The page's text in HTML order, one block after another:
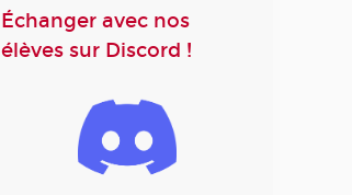
Échanger avec nos
élèves sur Discord !